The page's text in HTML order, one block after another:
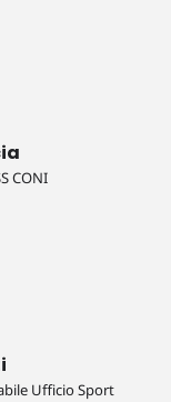
CONI
Ufficio Sport